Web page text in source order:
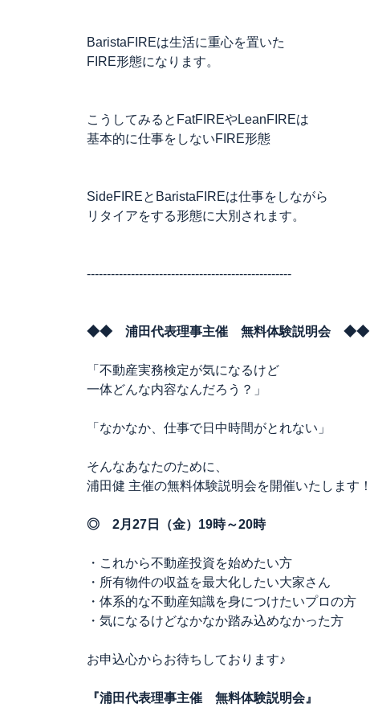
BaristaFIREは生活に重心を置いた
FIRE形態になります。
こうしてみるとFatFIREやLeanFIREは
基本的に仕事をしないFIRE形態
SideFIREとBaristaFIREは仕事をしながら
リタイアをする形態に大別されます。
---------------------------------------------------
◆◆ 浦田代表理事主催 無料体験説明会 ◆◆
「不動産実務検定が気になるけど
一体どんな内容なんだろう？」
「なかなか、仕事で日中時間がとれない」
そんなあなたのために、
浦田健 主催の無料体験説明会を開催いたします！
◎ 2月27日（金）19時～20時
・これから不動産投資を始めたい方
・所有物件の収益を最大化したい大家さん
・体系的な不動産知識を身につけたいプロの方
・気になるけどなかなか踏み込めなかった方
お申込心からお待ちしております♪
『浦田代表理事主催 無料体験説明会』